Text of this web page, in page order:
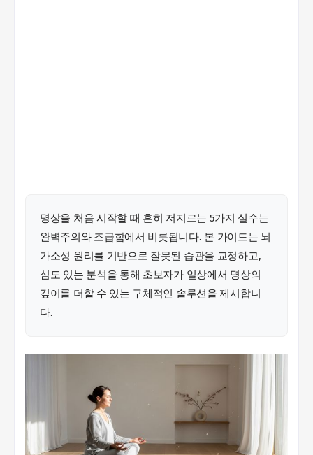
명상을 처음 시작할 때 흔히 저지르는 5가지 실수는
완벽주의와 조급함에서 비롯됩니다. 본 가이드는 뇌
가소성 원리를 기반으로 잘못된 습관을 교정하고,
심도 있는 분석을 통해 초보자가 일상에서 명상의
깊이를 더할 수 있는 구체적인 솔루션을 제시합니
다.